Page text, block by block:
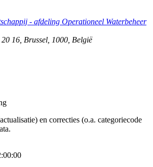
- afdeling Operationeel Waterbeheer
16 Brussel 1000 België
en correcties (o.a. categoriecode